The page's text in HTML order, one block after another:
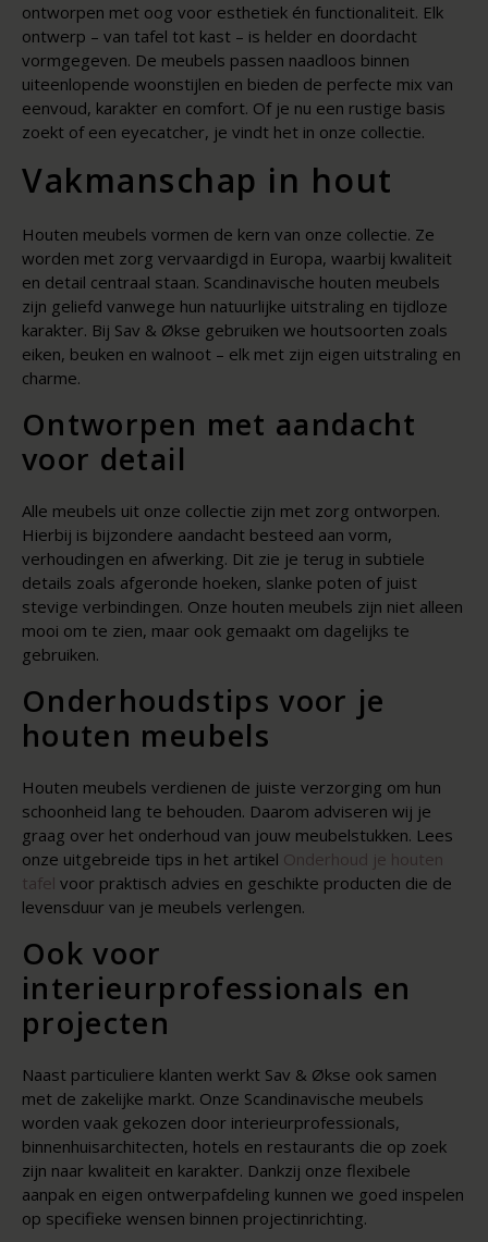
ontworpen met oog voor esthetiek én functionaliteit. Elk
ontwerp – van tafel tot kast – is helder en doordacht
vormgegeven. De meubels passen naadloos binnen
uiteenlopende woonstijlen en bieden de perfecte mix van
eenvoud, karakter en comfort. Of je nu een rustige basis
zoekt of een eyecatcher, je vindt het in onze collectie.
Vakmanschap in hout
Houten meubels vormen de kern van onze collectie. Ze
worden met zorg vervaardigd in Europa, waarbij kwaliteit
en detail centraal staan. Scandinavische houten meubels
zijn geliefd vanwege hun natuurlijke uitstraling en tijdloze
karakter. Bij Sav & Økse gebruiken we houtsoorten zoals
eiken, beuken en walnoot – elk met zijn eigen uitstraling en
charme.
Ontworpen met aandacht
voor detail
Alle meubels uit onze collectie zijn met zorg ontworpen.
Hierbij is bijzondere aandacht besteed aan vorm,
verhoudingen en afwerking. Dit zie je terug in subtiele
details zoals afgeronde hoeken, slanke poten of juist
stevige verbindingen. Onze houten meubels zijn niet alleen
mooi om te zien, maar ook gemaakt om dagelijks te
gebruiken.
Onderhoudstips voor je
houten meubels
Houten meubels verdienen de juiste verzorging om hun
schoonheid lang te behouden. Daarom adviseren wij je
graag over het onderhoud van jouw meubelstukken. Lees
onze uitgebreide tips in het artikel Onderhoud je houten
tafel voor praktisch advies en geschikte producten die de
levensduur van je meubels verlengen.
Ook voor
interieurprofessionals en
projecten
Naast particuliere klanten werkt Sav & Økse ook samen
met de zakelijke markt. Onze Scandinavische meubels
worden vaak gekozen door interieurprofessionals,
binnenhuisarchitecten, hotels en restaurants die op zoek
zijn naar kwaliteit en karakter. Dankzij onze flexibele
aanpak en eigen ontwerpafdeling kunnen we goed inspelen
op specifieke wensen binnen projectinrichting.